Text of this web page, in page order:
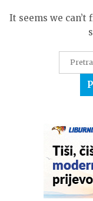
It seems we can’t